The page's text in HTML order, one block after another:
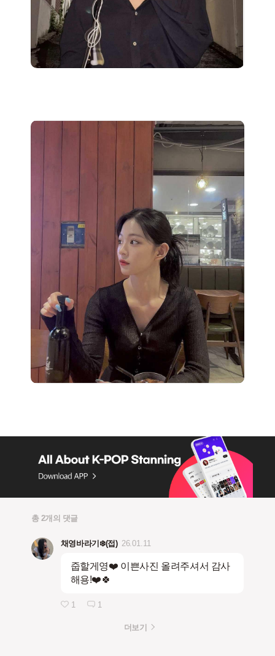
총 2개의 댓글
채영바라기❄️(접) 26.01.11
줍할게영❤️ 이쁜사진 올려주셔서 감사
해용!❤️🍀
1 1
더보기